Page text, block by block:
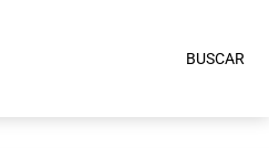
BUSCAR